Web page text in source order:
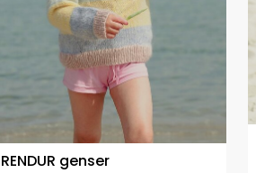
RENDUR genser